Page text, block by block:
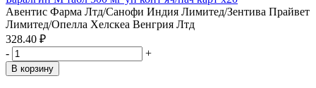
Авентис Фарма Лтд/Санофи Индия Лимитед/Зентива Прайвет
Лимитед/Опелла Хелскеа Венгрия Лтд
328.40 ₽
-
+
В корзину